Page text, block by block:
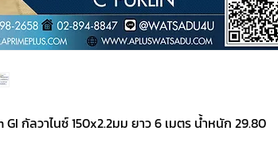
กัลวาไนซ์ 150x2.2มม ยาว 6 เมตร น้ำหนัก 29.80